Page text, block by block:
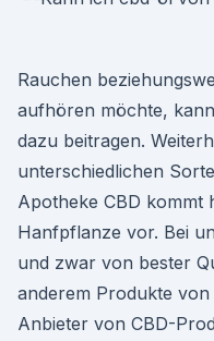
Rauchen
aufhören möchte,
dazu beitragen.
unterschiedlichen
Apotheke CBD kommt
Hanfpflanze vor. Bei
und zwar von bester
anderem Produkte von
Anbieter von CBD-